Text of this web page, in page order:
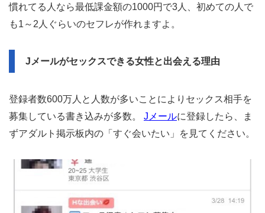
慣れてる人なら最低課金額の1000円で3人、初めての人で
も1～2人ぐらいのセフレが作れますよ。
Jメールがセックスできる女性と出会える理由
登録者数600万人と人数が多いことによりセックス相手を
募集している書き込みが多数。 Jメールに登録したら、ま
ずアダルト掲示板内の「すぐ会いたい」を見てください。